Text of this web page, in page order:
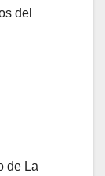
del
de La